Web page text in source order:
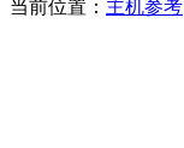
当前位置： 主机参考